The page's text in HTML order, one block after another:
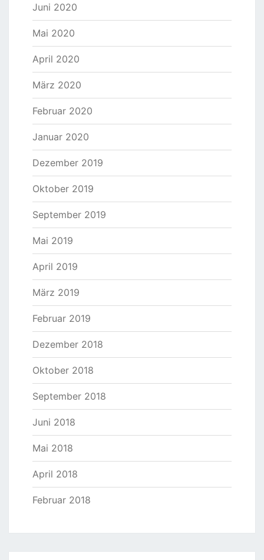
Juni 2020
Mai 2020
April 2020
März 2020
Februar 2020
Januar 2020
Dezember 2019
Oktober 2019
September 2019
Mai 2019
April 2019
März 2019
Februar 2019
Dezember 2018
Oktober 2018
September 2018
Juni 2018
Mai 2018
April 2018
Februar 2018